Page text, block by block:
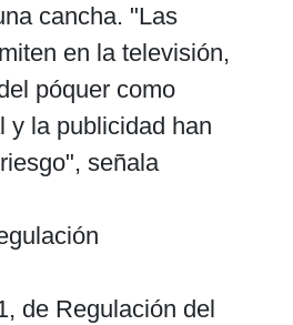
cancha. "Las
en la televisión,
póquer como
y la publicidad han
señala
de Regulación del